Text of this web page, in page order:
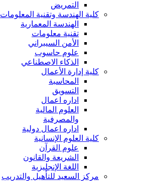
التمريض
كلية الهندسة وتقنية المعلومات
الهندسة المعمارية
تقنية معلومات
الأمن السيبراني
علوم حاسوب
الذكاء الاصطناعي
كلية إدارة الأعمال
المحاسبة
التسويق
اداره اعمال
العلوم المالية
والمصرفية
اداره اعمال دولية
كلية العلوم الإنسانية
علوم القرآن
الشريعة والقانون
اللغة الإنجليزية
مركز السعيد للتأهيل والتدريب